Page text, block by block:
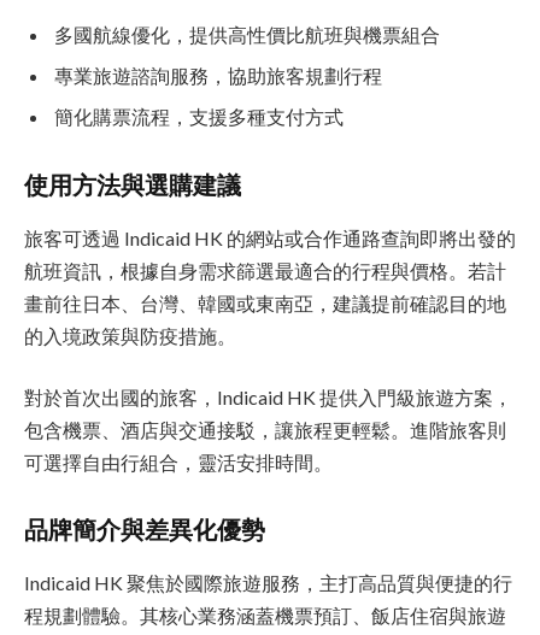
多國航線優化，提供高性價比航班與機票組合
專業旅遊諮詢服務，協助旅客規劃行程
簡化購票流程，支援多種支付方式
使用方法與選購建議
旅客可透過 Indicaid HK 的網站或合作通路查詢即將出發的
航班資訊，根據自身需求篩選最適合的行程與價格。若計
畫前往日本、台灣、韓國或東南亞，建議提前確認目的地
的入境政策與防疫措施。
對於首次出國的旅客，Indicaid HK 提供入門級旅遊方案，
包含機票、酒店與交通接駁，讓旅程更輕鬆。進階旅客則
可選擇自由行組合，靈活安排時間。
品牌簡介與差異化優勢
Indicaid HK 聚焦於國際旅遊服務，主打高品質與便捷的行
程規劃體驗。其核心業務涵蓋機票預訂、飯店住宿與旅遊